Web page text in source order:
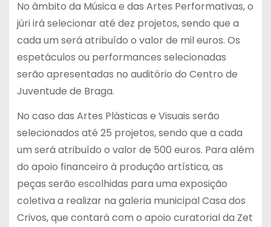
No âmbito da Música e das Artes Performativas, o
júri irá selecionar até dez projetos, sendo que a
cada um será atribuído o valor de mil euros. Os
espetáculos ou performances selecionadas
serão apresentadas no auditório do Centro de
Juventude de Braga.
No caso das Artes Plásticas e Visuais serão
selecionados até 25 projetos, sendo que a cada
um será atribuído o valor de 500 euros. Para além
do apoio financeiro à produção artística, as
peças serão escolhidas para uma exposição
coletiva a realizar na galeria municipal Casa dos
Crivos, que contará com o apoio curatorial da Zet